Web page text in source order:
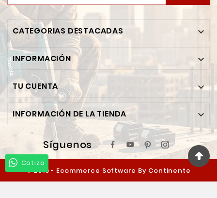
CATEGORIAS DESTACADAS 
INFORMACIÓN 
TU CUENTA 
INFORMACIÓN DE LA TIENDA 
Síguenos
© 2019 - Ecommerce Software By Continente
Ferretero™
Cotiza